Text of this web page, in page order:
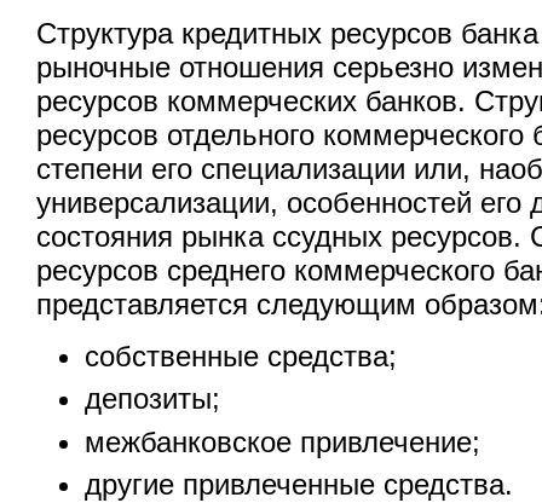
Структура кредитных ресурсов
рыночные отношения серьезно
ресурсов коммерческих банков.
ресурсов отдельного коммерческого
степени его специализации или,
универсализации, особенностей его
состояния рынка ссудных ресурсов.
ресурсов среднего коммерческого
представляется следующим
собственные средства;
депозиты;
межбанковское привлечение;
другие привлеченные средства.